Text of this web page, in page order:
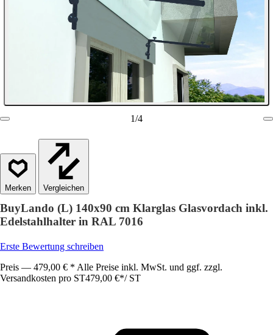
1/4
Vergleichen
BuyLando (L) 140x90 cm Klarglas Glasvordach inkl.
Edelstahlhalter in RAL 7016
Erste Bewertung schreiben
Preis — 479,00 € * Alle Preise inkl. MwSt. und ggf. zzgl.
Versandkosten pro ST479,00 €*/ ST